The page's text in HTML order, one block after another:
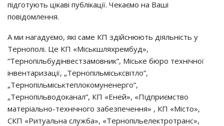
підготують цікаві публікації. Чекаємо на Ваші
повідомлення.
А ми нагадуємо, які саме КП здійснюють діяльність у
Тернополі. Це КП «Міськшляхрембуд»,
“Тернопільбудінвестзамовник”, Міське бюро технічної
інвентаризації, „Тернопільміськсвітло”,
„Тернопільміськтеплокомуненерго”,
„Тернопільводоканал”, КП «Еней», «Підприємство
матеріально-технічного забезпечення» , КП «Місто»,
СКП «Ритуальна служба», «Тернопільелектротранс»,